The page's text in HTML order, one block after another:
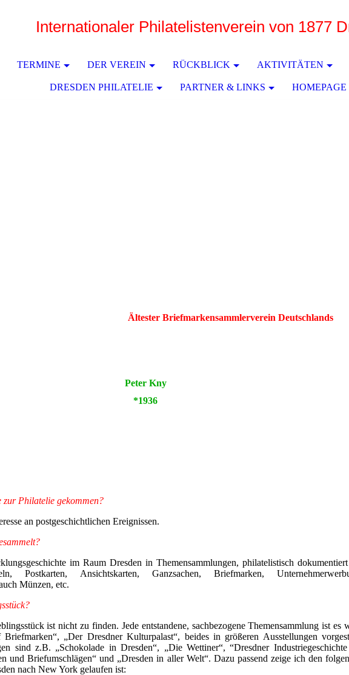
Internationaler Philatelistenverein von 1877
TERMINE DER VEREIN RÜCKBLICK AKTIVITÄTEN
DRESDEN PHILATELIE PARTNER & LINKS HOMEPAGE
Ältester Briefmarkensammlerverein Deutschlands
Peter Kny
*1936
zur Philatelie gekommen?
an postgeschichtlichen Ereignissen.
im Raum Dresden in Themensammlungen, philatelistisch
Postkarten, Ansichtskarten, Ganzsachen, Briefmarken,
Münzen, etc.
ist nicht zu finden. Jede entstandene, sachbezogene Themensammlung ist es
„Der Dresdner Kulturpalast“, beides in größeren Ausstellungen
sind z.B. „Schokolade in Dresden“, „Die Wettiner“, “Dresdner
und Briefumschlägen“ und „Dresden in aller Welt“. Dazu passend zeige ich den
nach New York gelaufen ist: